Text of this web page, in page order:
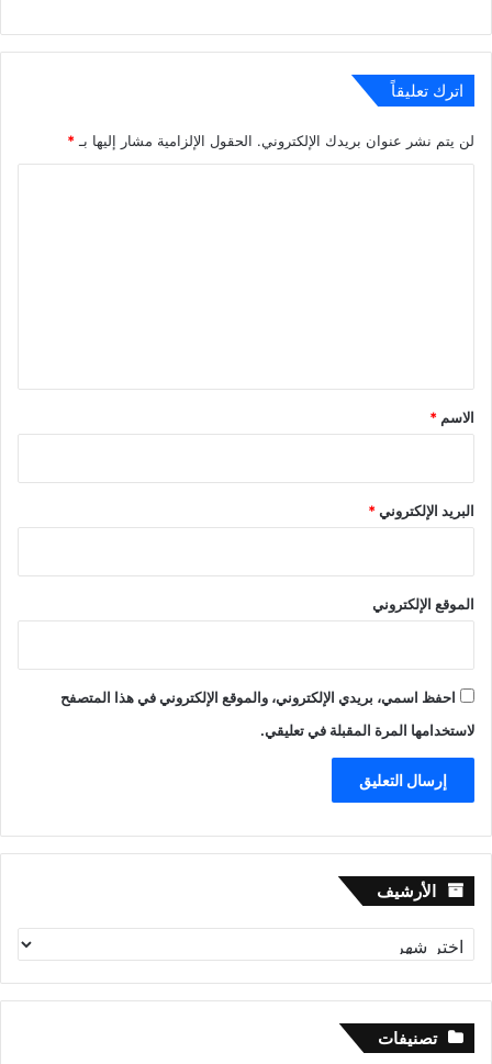
اترك تعليقاً
لن يتم نشر عنوان بريدك الإلكتروني. الحقول الإلزامية مشار إليها بـ *
*
الاسم *
البريد الإلكتروني*
الموقع الإلكتروني
احفظ اسمي، بريدي الإلكتروني، والموقع الإلكتروني في هذا المتصفح
لاستخدامها المرة المقبلة في تعليقي.
الأرشيف الأرشيف
تصنيفات